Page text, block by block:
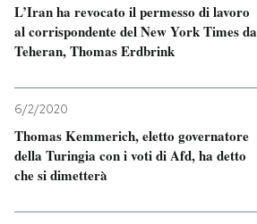
L’Iran ha revocato il permesso di lavoro
al corrispondente del New York Times da
Teheran, Thomas Erdbrink
6/2/2020
Thomas Kemmerich, eletto governatore
della Turingia con i voti di Afd, ha detto
che si dimetterà